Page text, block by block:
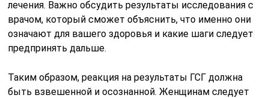
лечения. Важно обсудить результаты исследования с
врачом, который сможет объяснить, что именно они
означают для вашего здоровья и какие шаги следует
предпринять дальше.
Таким образом, реакция на результаты ГСГ должна
быть взвешенной и осознанной. Женщинам следует